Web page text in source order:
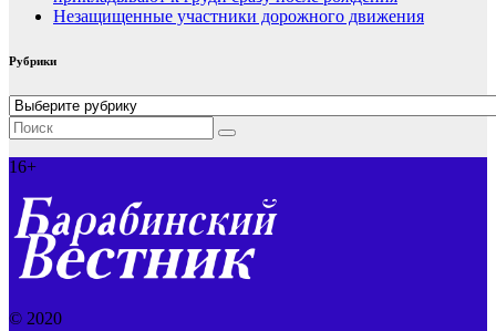
Незащищенные участники дорожного движения
Рубрики
Рубрики
16+
© 2020